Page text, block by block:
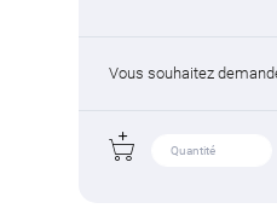
Vous souhaitez